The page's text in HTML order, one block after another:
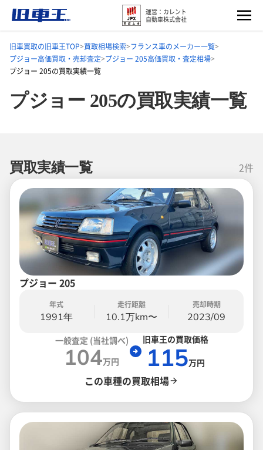
運営：カレント
自動車株式会社
旧車買取の旧車王TOP 買取相場検索 フランス車のメーカー一覧
プジョー高価買取・売却査定 プジョー 205高価買取・査定相場
プジョー 205の買取実績一覧
プジョー 205の買取実績一覧
買取実績一覧 2件
プジョー 205
年式
1991年
走行距離
10.1万km〜
売却時期
2023/09
一般査定 (当社調べ)
104万円
旧車王の買取価格
115万円
この車種の買取相場